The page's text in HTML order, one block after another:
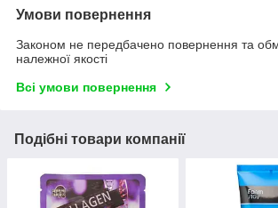
Умови повернення
Законом не передбачено повернення та
належної якості
Всі умови повернення
Подібні товари компанії